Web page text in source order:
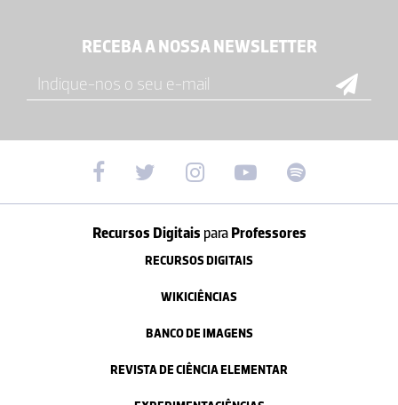
RECEBA A NOSSA NEWSLETTER
Recursos Digitais paraProfessores
RECURSOS DIGITAIS
WIKICIÊNCIAS
BANCO DE IMAGENS
REVISTA DE CIÊNCIA ELEMENTAR